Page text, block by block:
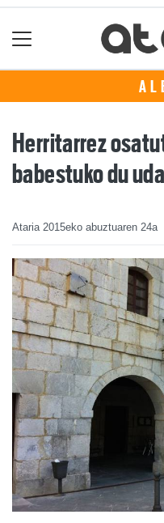
Herritarrez
babestuko du
Ataria 2015eko abuztuaren 24a